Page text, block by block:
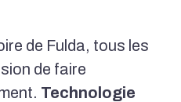
de Fulda, tous les
de faire
Technologie